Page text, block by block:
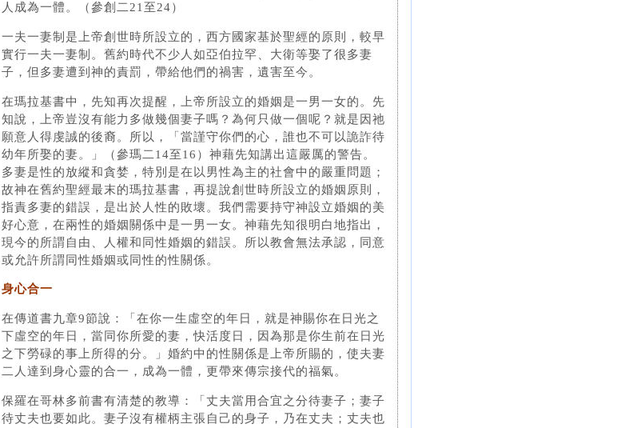
人成為一體。（參創二21至24）
一夫一妻制是上帝創世時所設立的，西方國家基於聖經的原則，較早
實行一夫一妻制。舊約時代不少人如亞伯拉罕、大衛等娶了很多妻
子，但多妻遭到神的責罰，帶給他們的禍害，遺害至今。
在瑪拉基書中，先知再次提醒，上帝所設立的婚姻是一男一女的。先
知說，上帝豈沒有能力多做幾個妻子嗎？為何只做一個呢？就是因祂
願意人得虔誠的後裔。所以，「當謹守你們的心，誰也不可以詭詐待
幼年所娶的妻。」（參瑪二14至16）神藉先知講出這嚴厲的警告。
多妻是性的放縱和貪婪，特別是在以男性為主的社會中的嚴重問題；
故神在舊約聖經最末的瑪拉基書，再提說創世時所設立的婚姻原則，
指責多妻的錯誤，是出於人性的敗壞。我們需要持守神設立婚姻的美
好心意，在兩性的婚姻關係中是一男一女。神藉先知很明白地指出，
現今的所謂自由、人權和同性婚姻的錯誤。所以教會無法承認，同意
或允許所謂同性婚姻或同性的性關係。
身心合一
在傳道書九章9節說：「在你一生虛空的年日，就是神賜你在日光之
下虛空的年日，當同你所愛的妻，快活度日，因為那是你生前在日光
之下勞碌的事上所得的分。」婚約中的性關係是上帝所賜的，使夫妻
二人達到身心靈的合一，成為一體，更帶來傳宗接代的福氣。
保羅在哥林多前書有清楚的教導：「丈夫當用合宜之分待妻子；妻子
待丈夫也要如此。妻子沒有權柄主張自己的身子，乃在丈夫；丈夫也